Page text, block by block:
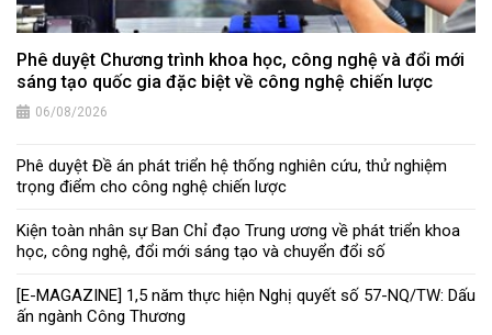
Phê duyệt Chương trình khoa học, công nghệ và đổi mới
sáng tạo quốc gia đặc biệt về công nghệ chiến lược
06/08/2026
Phê duyệt Đề án phát triển hệ thống nghiên cứu, thử nghiệm
trọng điểm cho công nghệ chiến lược
Kiện toàn nhân sự Ban Chỉ đạo Trung ương về phát triển khoa
học, công nghệ, đổi mới sáng tạo và chuyển đổi số
[E-MAGAZINE] 1,5 năm thực hiện Nghị quyết số 57-NQ/TW: Dấu
ấn ngành Công Thương